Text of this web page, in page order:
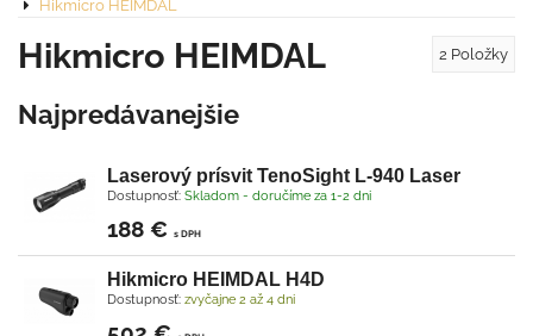
Hikmicro HEIMDAL
Hikmicro HEIMDAL 2 Položky
Najpredávanejšie
Laserový prísvit TenoSight L-940 Laser
Dostupnosť: Skladom - doručíme za 1-2 dni
188 € s DPH
Hikmicro HEIMDAL H4D
Dostupnosť: zvyčajne 2 až 4 dni